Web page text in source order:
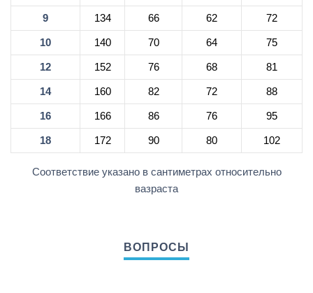
9 134 66 62 72
10 140 70 64 75
12 152 76 68 81
14 160 82 72 88
16 166 86 76 95
18 172 90 80 102
Соответствие указано в сантиметрах относительно
вазраста